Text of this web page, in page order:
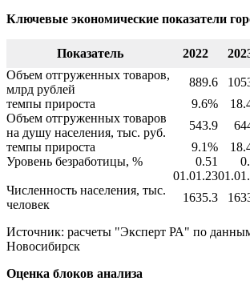
Ключевые экономические показатели
Показатель 2022
Объем отгруженных товаров,
млрд рублей
889.6
темпы прироста
9.6%
Объем отгруженных товаров
на душу населения, тыс. руб.
543.9
темпы прироста
9.1%
Уровень безработицы, %
0.51
01.01.23
Численность населения, тыс.
человек
1635.3
Источник: расчеты "Эксперт РА" по
Новосибирск
Оценка блоков анализа